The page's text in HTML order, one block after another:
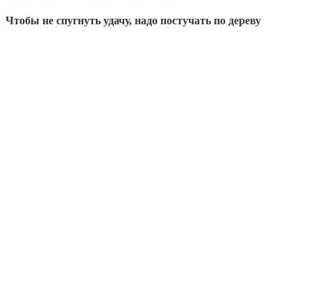
Чтобы не спугнуть удачу, надо постучать по дереву